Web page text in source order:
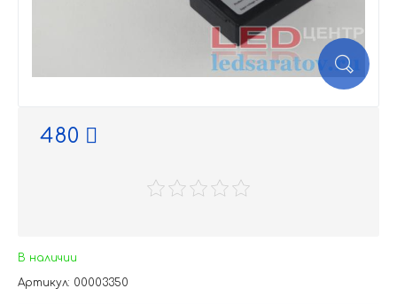
480
В наличии
Артикул: 00003350